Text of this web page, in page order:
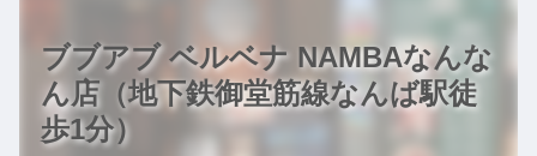
ブブアブ ベルベナ NAMBAなんな
ん店（地下鉄御堂筋線なんば駅徒
歩1分）